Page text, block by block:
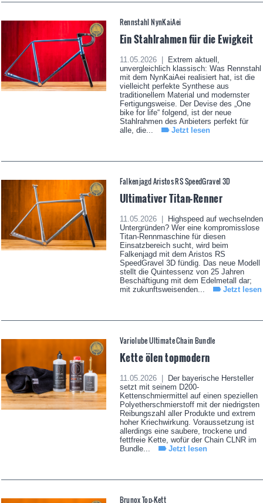
Rennstahl NynKaiAei
Ein Stahlrahmen für die Ewigkeit
11.05.2026 |
Extrem aktuell,
unvergleichlich klassisch: Was Rennstahl
mit dem NynKaiAei realisiert hat, ist die
vielleicht perfekte Synthese aus
traditionellem Material und modernster
Fertigungsweise. Der Devise des „One
bike for life“ folgend, ist der neue
Stahlrahmen des Anbieters perfekt für
alle, die...
Jetzt lesen
Falkenjagd Aristos RS SpeedGravel 3D
Ultimativer Titan-Renner
11.05.2026 |
Highspeed auf wechselnden
Untergründen? Wer eine kompromisslose
Titan-Rennmaschine für diesen
Einsatzbereich sucht, wird beim
Falkenjagd mit dem Aristos RS
SpeedGravel 3D fündig. Das neue Modell
stellt die Quintessenz von 25 Jahren
Beschäftigung mit dem Edelmetall dar;
mit zukunftsweisenden...
Jetzt lesen
Variolube Ultimate Chain Bundle
Kette ölen topmodern
11.05.2026 |
Der bayerische Hersteller
setzt mit seinem D200-
Kettenschmiermittel auf einen speziellen
Polyetherschmierstoff mit der niedrigsten
Reibungszahl aller Produkte und extrem
hoher Kriechwirkung. Voraussetzung ist
allerdings eine saubere, trockene und
fettfreie Kette, wofür der Chain CLNR im
Bundle...
Jetzt lesen
Brunox Top-Kett